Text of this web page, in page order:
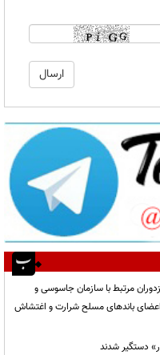
و دستگیری ۲۱ نفر از مزدوران مرتبط با سازمان جاسوسی و
صهیونیستی و بازداشت ۴ نفر از اعضای باندهای مسلح شرارت و اغتشاش
دستگیر شدند